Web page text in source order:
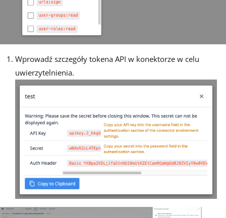
Wprowadź szczegóły tokena API w konektorze w celu
uwierzytelnienia.